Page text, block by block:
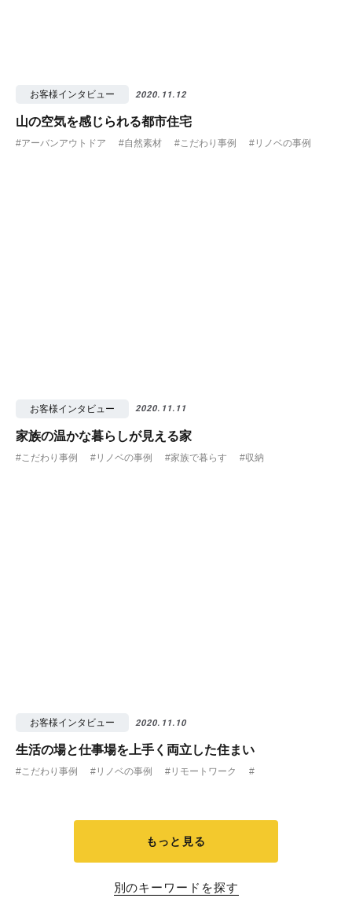
お客様インタビュー 2020.11.12
山の空気を感じられる都市住宅
#アーバンアウトドア #自然素材 #こだわり事例 #リノベの事例
お客様インタビュー 2020.11.11
家族の温かな暮らしが見える家
#こだわり事例 #リノベの事例 #家族で暮らす #収納
お客様インタビュー 2020.11.10
生活の場と仕事場を上手く両立した住まい
#こだわり事例 #リノベの事例 #リモートワーク #
もっと見る
別のキーワードを探す